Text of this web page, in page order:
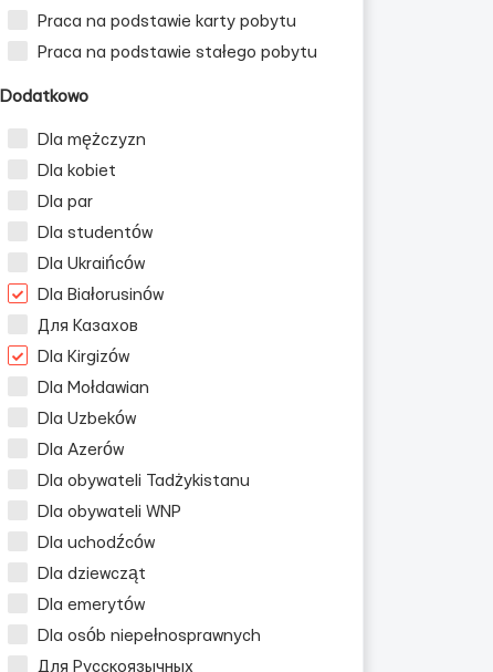
Praca na podstawie karty pobytu
Praca na podstawie stałego pobytu
Dodatkowo
Dla mężczyzn
Dla kobiet
Dla par
Dla studentów
Dla Ukraińców
Dla Białorusinów
Для Казахов
Dla Kirgizów
Dla Mołdawian
Dla Uzbeków
Dla Azerów
Dla obywateli Tadżykistanu
Dla obywateli WNP
Dla uchodźców
Dla dziewcząt
Dla emerytów
Dla osób niepełnosprawnych
Для Русскоязычных